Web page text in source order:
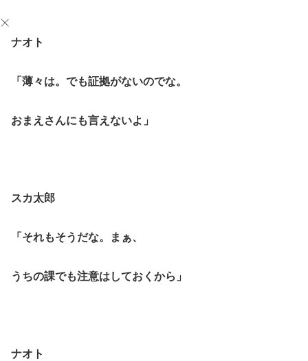
ナオト
「薄々は。でも証拠がないのでな。
おまえさんにも言えないよ」
スカ太郎
「それもそうだな。まぁ、
うちの課でも注意はしておくから」
ナオト